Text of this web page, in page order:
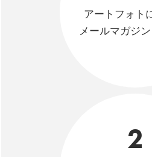
アートフォト
メールマガジ
2